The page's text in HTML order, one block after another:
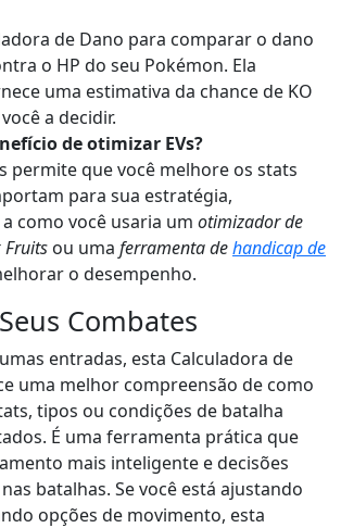
de Dano para comparar o dano
o HP do seu Pokémon. Ela
uma estimativa da chance de KO
a decidir.
de otimizar EVs?
permite que você melhore os stats
para sua estratégia,
como você usaria um otimizador de
Fruits ou uma ferramenta dehandicap de
o desempenho.
Combates
entradas, esta Calculadora de
uma melhor compreensão de como
tipos ou condições de batalha
É uma ferramenta prática que
mais inteligente e decisões
batalhas. Se você está ajustando
opções de movimento, esta